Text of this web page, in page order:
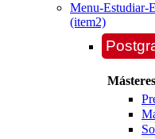
Menu-Estudiar-
(item2)
Másteres